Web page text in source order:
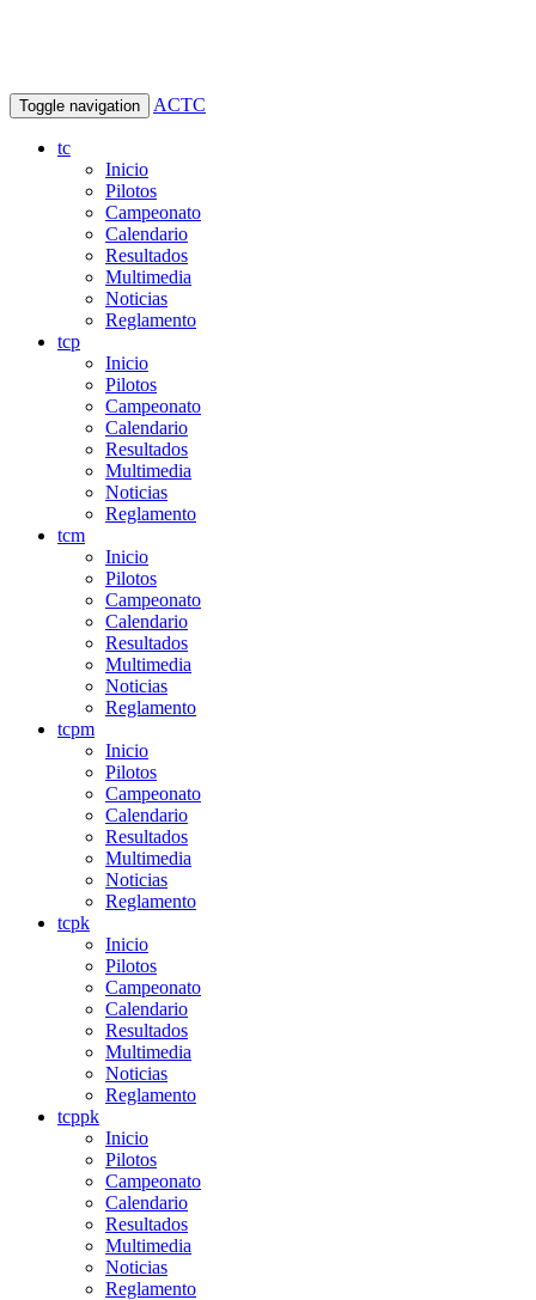
Toggle navigation ACTC
tc
Inicio
Pilotos
Campeonato
Calendario
Resultados
Multimedia
Noticias
Reglamento
tcp
Inicio
Pilotos
Campeonato
Calendario
Resultados
Multimedia
Noticias
Reglamento
tcm
Inicio
Pilotos
Campeonato
Calendario
Resultados
Multimedia
Noticias
Reglamento
tcpm
Inicio
Pilotos
Campeonato
Calendario
Resultados
Multimedia
Noticias
Reglamento
tcpk
Inicio
Pilotos
Campeonato
Calendario
Resultados
Multimedia
Noticias
Reglamento
tcppk
Inicio
Pilotos
Campeonato
Calendario
Resultados
Multimedia
Noticias
Reglamento